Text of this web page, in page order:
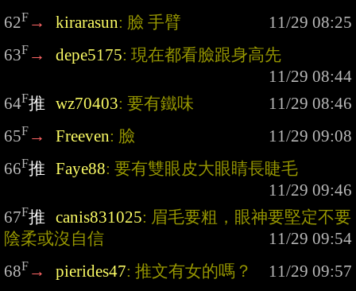
62F → kirarasun: 臉 手臂
63F → depe5175: 現在都看臉跟身高先
64F推 wz70403: 要有鐵味
65F → Freeven: 臉
66F推 Faye88: 要有雙眼皮大眼睛長睫毛
67F推 canis831025: 眉毛要粗，眼神要堅定不要
陰柔或沒自信
68F → pierides47: 推文有女的嗎？